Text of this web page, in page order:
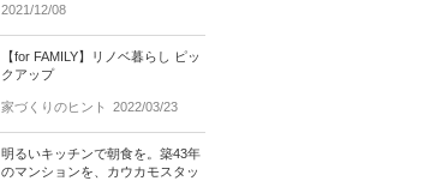
2021/12/08
【for FAMILY】リノベ暮らし ピッ
クアップ
家づくりのヒント 2022/03/23
明るいキッチンで朝食を。築43年
のマンションを、カウカモスタッ